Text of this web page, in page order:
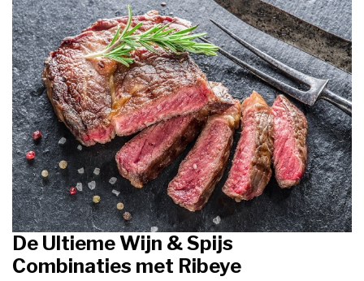
De Ultieme Wijn & Spijs
Combinaties met Ribeye